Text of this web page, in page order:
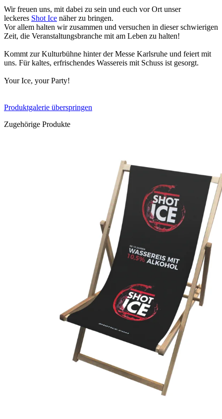
Wir freuen uns, mit dabei zu sein und euch vor Ort unser
leckeres Shot Ice näher zu bringen.
Vor allem halten wir zusammen und versuchen in dieser schwierigen
Zeit, die Veranstaltungsbranche mit am Leben zu halten!
Kommt zur Kulturbühne hinter der Messe Karlsruhe und feiert mit
uns. Für kaltes, erfrischendes Wassereis mit Schuss ist gesorgt.
Your Ice, your Party!
Produktgalerie überspringen
Zugehörige Produkte